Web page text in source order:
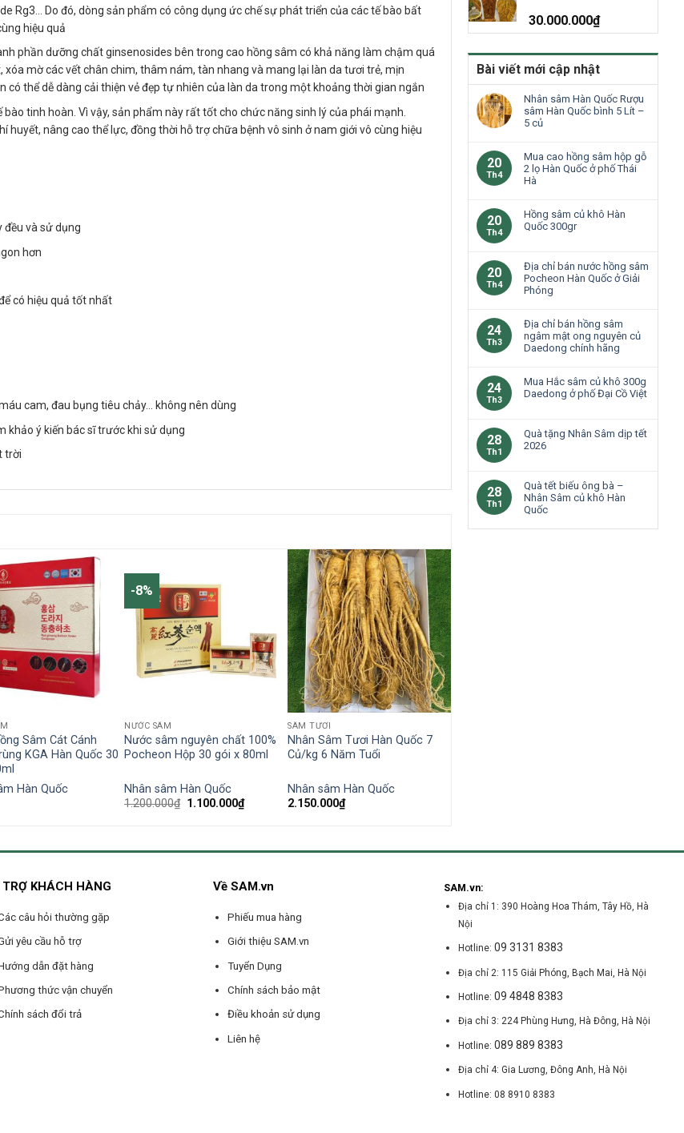
30.000.000₫
Bài viết mới cập nhật
Nhân sâm Hàn Quốc Rượu
sâm Hàn Quốc bình 5 Lít –
5 củ
20
Th4
Mua cao hồng sâm hộp gỗ
2 lọ Hàn Quốc ở phố Thái
Hà
20
Th4
Hồng sâm củ khô Hàn
Quốc 300gr
20
Th4
Địa chỉ bán nước hồng sâm
Pocheon Hàn Quốc ở Giải
Phóng
24
Th3
Địa chỉ bán hồng sâm
ngâm mật ong nguyên củ
Daedong chính hãng
24
Th3
Mua Hắc sâm củ khô 300g
Daedong ở phố Đại Cồ Việt
28
Th1
Quà tặng Nhân Sâm dịp tết
2026
28
Th1
Quà tết biếu ông bà –
Nhân Sâm củ khô Hàn
Quốc
Rg3… Do đó, dòng sản phẩm có công dụng ức chế sự phát triển của các tế bào bất
hiệu quả
phần dưỡng chất ginsenosides bên trong cao hồng sâm có khả năng làm chậm quá
mờ các vết chân chim, thâm nám, tàn nhang và mang lại làn da tươi trẻ, mịn
thể dễ dàng cải thiện vẻ đẹp tự nhiên của làn da trong một khoảng thời gian ngắn
tinh hoàn. Vì vậy, sản phẩm này rất tốt cho chức năng sinh lý của phái mạnh.
nâng cao thể lực, đồng thời hỗ trợ chữa bệnh vô sinh ở nam giới vô cùng hiệu
và sử dụng
hơn
có hiệu quả tốt nhất
cam, đau bụng tiêu chảy… không nên dùng
khảo ý kiến bác sĩ trước khi sử dụng
trời
Sâm Cát Cánh
KGA Hàn Quốc 30
Hàn Quốc
-8%
NƯỚC SÂM
Nước sâm nguyên chất 100%
Pocheon Hộp 30 gói x 80ml
Nhân sâm Hàn Quốc
1.200.000₫ 1.100.000₫
SÂM TƯƠI
Nhân Sâm Tươi Hàn Quốc 7
Củ/kg 6 Năm Tuổi
Nhân sâm Hàn Quốc
2.150.000₫
TRỢ KHÁCH HÀNG
câu hỏi thường gặp
yêu cầu hỗ trợ
dẫn đặt hàng
thức vận chuyển
sách đổi trả
Về SAM.vn
Phiếu mua hàng
Giới thiệu SAM.vn
Tuyển Dụng
Chính sách bảo mật
Điều khoản sử dụng
Liên hệ
SAM.vn:
Địa chỉ 1: 390 Hoàng Hoa Thám, Tây Hồ, Hà
Nội
Hotline:09 3131 8383
Địa chỉ 2: 115 Giải Phóng, Bạch Mai, Hà Nội
Hotline:09 4848 8383
Địa chỉ 3: 224 Phùng Hưng, Hà Đông, Hà Nội
Hotline:089 889 8383
Địa chỉ 4: Gia Lương, Đông Anh, Hà Nội
Hotline: 08 8910 8383